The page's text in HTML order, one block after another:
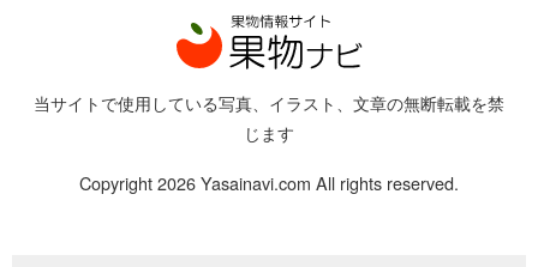
当サイトで使用している写真、イラスト、文章の無断転載を禁
じます
Copyright 2026 Yasainavi.com All rights reserved.